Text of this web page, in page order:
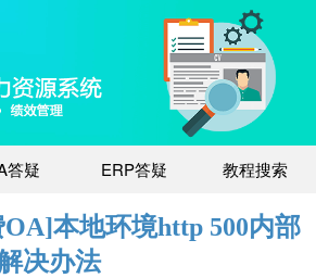
答疑 ERP答疑 教程搜索
本地环境http 500内部
决办法